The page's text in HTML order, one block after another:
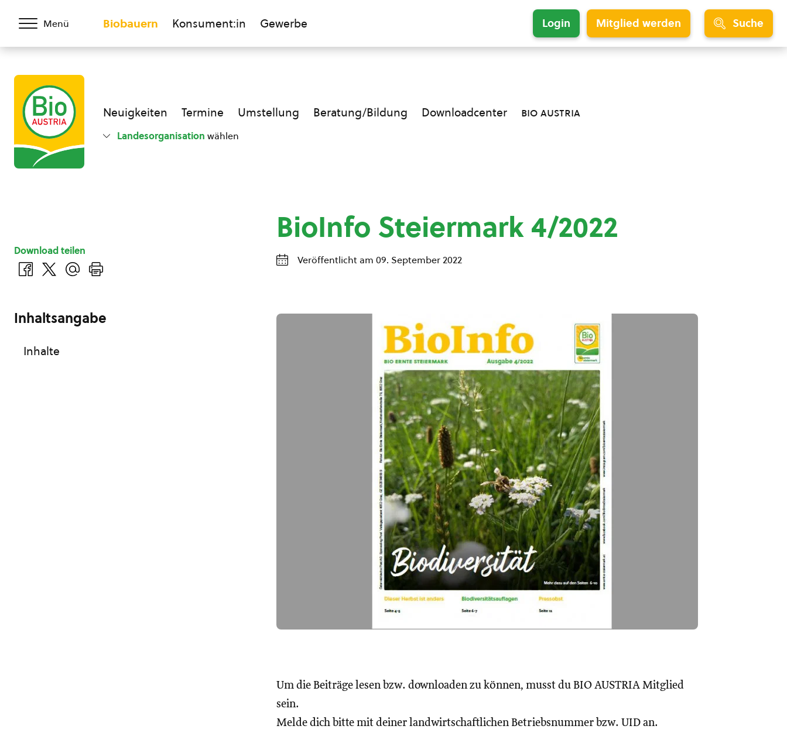
Menü Biobauern Konsument:in Gewerbe Login Mitglied werden Suche
Neuigkeiten Termine Umstellung Beratung/Bildung Downloadcenter bio austria
Landesorganisation wählen
BioInfo Steiermark 4/2022
Veröffentlicht am 09. September 2022
Um die Beiträge lesen bzw. downloaden zu können, musst du BIO AUSTRIA Mitglied
sein.
Melde dich bitte mit deiner landwirtschaftlichen Betriebsnummer bzw. UID an.
Download teilen
Inhaltsangabe
Inhalte